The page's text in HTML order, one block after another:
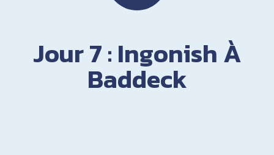
Jour 7 : Ingonish À
Baddeck